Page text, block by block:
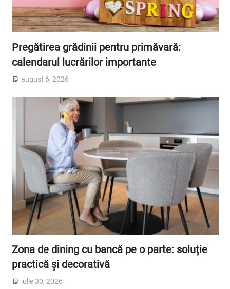
Pregătirea grădinii pentru primăvară:
calendarul lucrărilor importante
august 6, 2026
Zona de dining cu bancă pe o parte: soluție
practică și decorativă
iulie 30, 2026